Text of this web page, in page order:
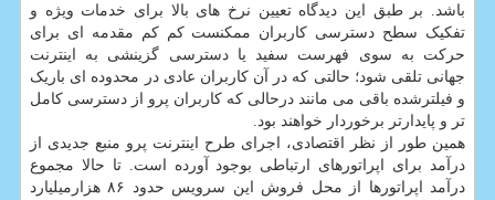
باشد. بر طبق این دیدگاه تعیین نرخ های بالا برای خدمات ویژه و
تفکیک سطح دسترسی کاربران ممکنست کم کم مقدمه ای برای
حرکت به سوی فهرست سفید یا دسترسی گزینشی به اینترنت
جهانی تلقی شود؛ حالتی که در آن کاربران عادی در محدوده ای باریک
و فیلترشده باقی می مانند درحالی که کاربران پرو از دسترسی کامل
تر و پایدارتر برخوردار خواهند بود.
همین طور از نظر اقتصادی، اجرای طرح اینترنت پرو منبع جدیدی از
درآمد برای اپراتورهای ارتباطی بوجود آورده است. تا حالا مجموع
درآمد اپراتورها از محل فروش این سرویس حدود ۸۶ هزارمیلیارد